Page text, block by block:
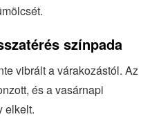
színpada
vibrált a várakozástól. Az
és a vasárnapi
elkelt.